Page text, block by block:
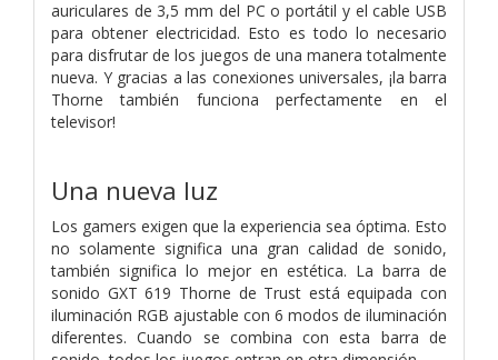
auriculares de 3,5 mm del PC o portátil y el cable USB
para obtener electricidad. Esto es todo lo necesario
para disfrutar de los juegos de una manera totalmente
nueva. Y gracias a las conexiones universales, ¡la barra
Thorne también funciona perfectamente en el
televisor!
Una nueva luz
Los gamers exigen que la experiencia sea óptima. Esto
no solamente significa una gran calidad de sonido,
también significa lo mejor en estética. La barra de
sonido GXT 619 Thorne de Trust está equipada con
iluminación RGB ajustable con 6 modos de iluminación
diferentes. Cuando se combina con esta barra de